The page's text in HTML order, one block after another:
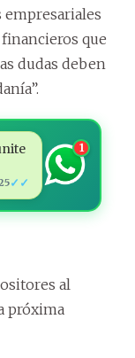
que
dudas deben
✓✓
1
al
próxima